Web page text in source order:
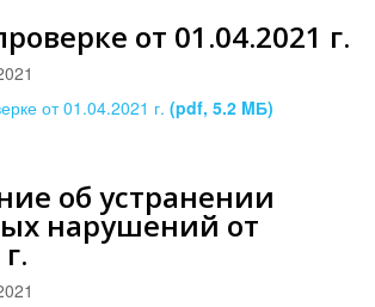
от 01.04.2021 г.
от 01.04.2021 г. (pdf, 5.2 MБ)
об устранении
нарушений от